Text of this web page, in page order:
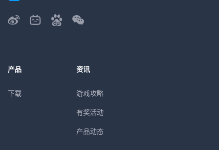
产品
下载
资讯
游戏攻略
有奖活动
产品动态